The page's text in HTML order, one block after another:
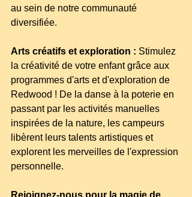
au sein de notre communauté
diversifiée.
Arts créatifs et exploration : Stimulez
la créativité de votre enfant grâce aux
programmes d'arts et d'exploration de
Redwood ! De la danse à la poterie en
passant par les activités manuelles
inspirées de la nature, les campeurs
libèrent leurs talents artistiques et
explorent les merveilles de l'expression
personnelle.
Rejoignez-nous pour la magie de